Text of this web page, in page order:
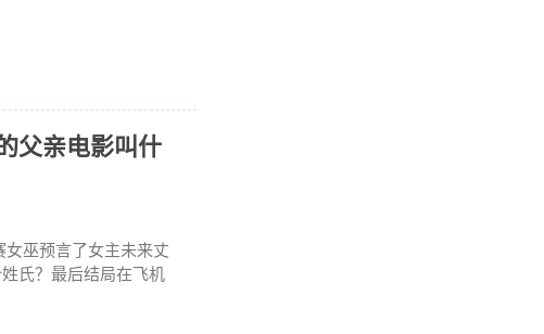
父亲电影叫什
巫预言了女主未来丈
氏？最后结局在飞机